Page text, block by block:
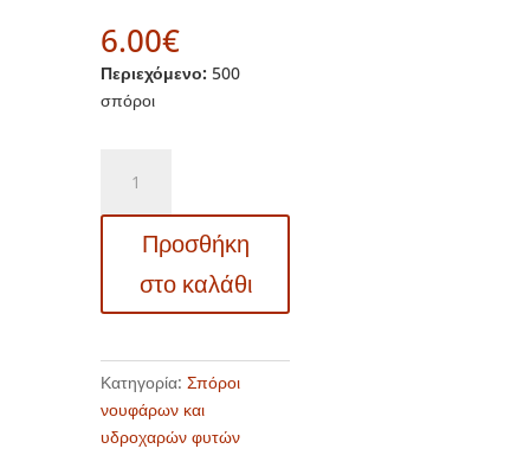
6.00€
Περιεχόμενο: 500
σπόροι
Cyperus
papyrus
ποσότηταΠροσθήκη
στο καλάθι
Κατηγορία: Σπόροι
νουφάρων και
υδροχαρών φυτών